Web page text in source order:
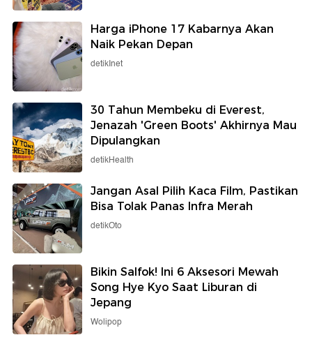
Harga iPhone 17 Kabarnya Akan
Naik Pekan Depan
detikInet
30 Tahun Membeku di Everest,
Jenazah 'Green Boots' Akhirnya Mau
Dipulangkan
detikHealth
Jangan Asal Pilih Kaca Film, Pastikan
Bisa Tolak Panas Infra Merah
detikOto
Bikin Salfok! Ini 6 Aksesori Mewah
Song Hye Kyo Saat Liburan di
Jepang
Wolipop